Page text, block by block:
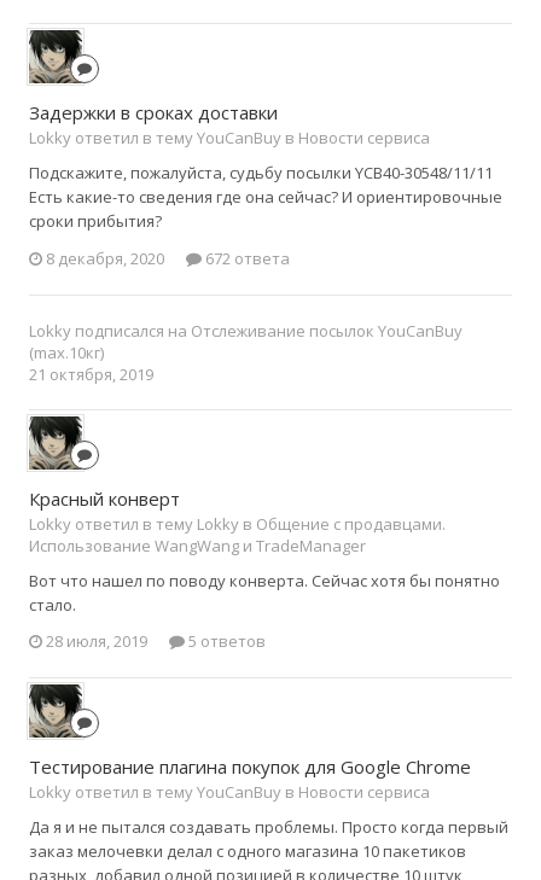
Задержки в сроках доставки
Lokky ответил в тему YouCanBuy в Новости сервиса
Подскажите, пожалуйста, судьбу посылки YCB40-30548/11/11
Есть какие-то сведения где она сейчас? И ориентировочные
сроки прибытия?
8 декабря, 2020
672 ответа
Lokky подписался на Отслеживание посылок YouCanBuy
(max.10кг)
21 октября, 2019
Красный конверт
Lokky ответил в тему Lokky в Общение с продавцами.
Использование WangWang и TradeManager
Вот что нашел по поводу конверта. Сейчас хотя бы понятно
стало.
28 июля, 2019
5 ответов
Тестирование плагина покупок для Google Chrome
Lokky ответил в тему YouCanBuy в Новости сервиса
Да я и не пытался создавать проблемы. Просто когда первый
заказ мелочевки делал с одного магазина 10 пакетиков
разных, добавил одной позицией в количестве 10 штук,